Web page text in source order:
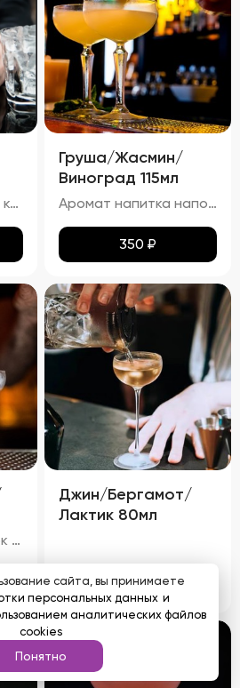
Этот оригинальный коктейль отличается тёмно-красным оттенком, который образуется благодаря сочетанию малины и колы. Аромат цитруса от лимонной цедры и свежий хвойный запах пихты создают уникальную комбинацию, усиливаемую сладким ароматом малины и морошки, а также лёгким пряным запахом корицы. На вкус коктейль освежает сочетанием лимона и малины, дополненных сладостью колы. Хвойные ноты пихты придают напитку уникальный лесной акцент, а корица добавляет тёплую пряность. Газированная текстура благодаря коле делает этот коктейль особенно освежающим, а большое количество льда сохраняет его холодным и бодрящим.
Груша/Жасмин/
Виноград 115мл
Аромат напитка наполнен букетом жасмина, с оттенками груши и винограда. Виски добавляет лёгкий оттенок дубовой древесины и пряностей.
350 ₽
Прозрачный напиток с легким светло-желтым оттенком и золотистыми бликами, обусловленными чаем и барбарисом. Аромат свежий, с преобладанием запаха черного чая и тонких мятных ноток. Цитрусовый оттенок джина гармонично сочетается с характерным запахом барбариса, а молочный аромат лактического кордиала придает напитку мягкость и округлость.
Джин/Бергамот/
Лактик 80мл
250₽
сайта, вы принимаете
персональных данных и
аналитических файлов
cookies
Понятно